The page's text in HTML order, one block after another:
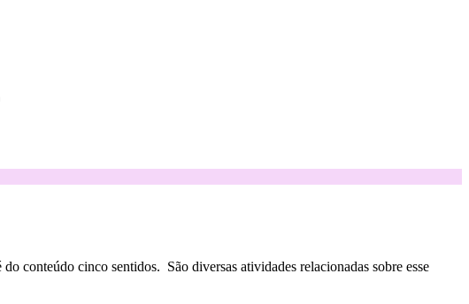
conteúdo cinco sentidos. São diversas atividades relacionadas sobre esse